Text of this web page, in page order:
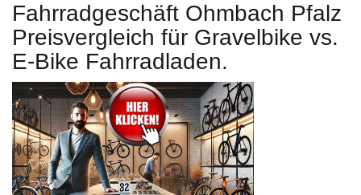
Fahrradgeschäft Ohmbach Pfalz
Preisvergleich für Gravelbike vs.
E-Bike Fahrradladen.